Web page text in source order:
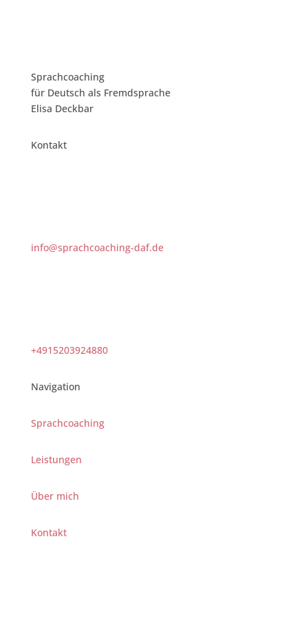
Sprachcoaching
für Deutsch als Fremdsprache
Elisa Deckbar
Kontakt
info@sprachcoaching-daf.de
+4915203924880
Navigation
Sprachcoaching
Leistungen
Über mich
Kontakt